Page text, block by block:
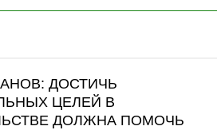
ДОСТИЧЬ
ЦЕЛЕЙ В
ДОЛЖНА ПОМОЧЬ